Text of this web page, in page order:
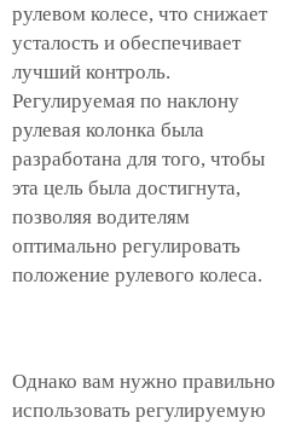
рулевом колесе, что снижает
усталость и обеспечивает
лучший контроль.
Регулируемая по наклону
рулевая колонка была
разработана для того, чтобы
эта цель была достигнута,
позволяя водителям
оптимально регулировать
положение рулевого колеса.
Однако вам нужно правильно
использовать регулируемую